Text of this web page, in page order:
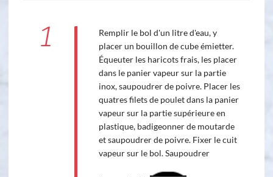
1
Remplir le bol d'un litre d'eau, y
placer un bouillon de cube émietter.
Équeuter les haricots frais, les placer
dans le panier vapeur sur la partie
inox, saupoudrer de poivre. Placer les
quatres filets de poulet dans la panier
vapeur sur la partie supérieure en
plastique, badigeonner de moutarde
et saupoudrer de poivre. Fixer le cuit
vapeur sur le bol. Saupoudrer